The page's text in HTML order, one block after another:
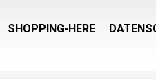
SHOPPING-HERE